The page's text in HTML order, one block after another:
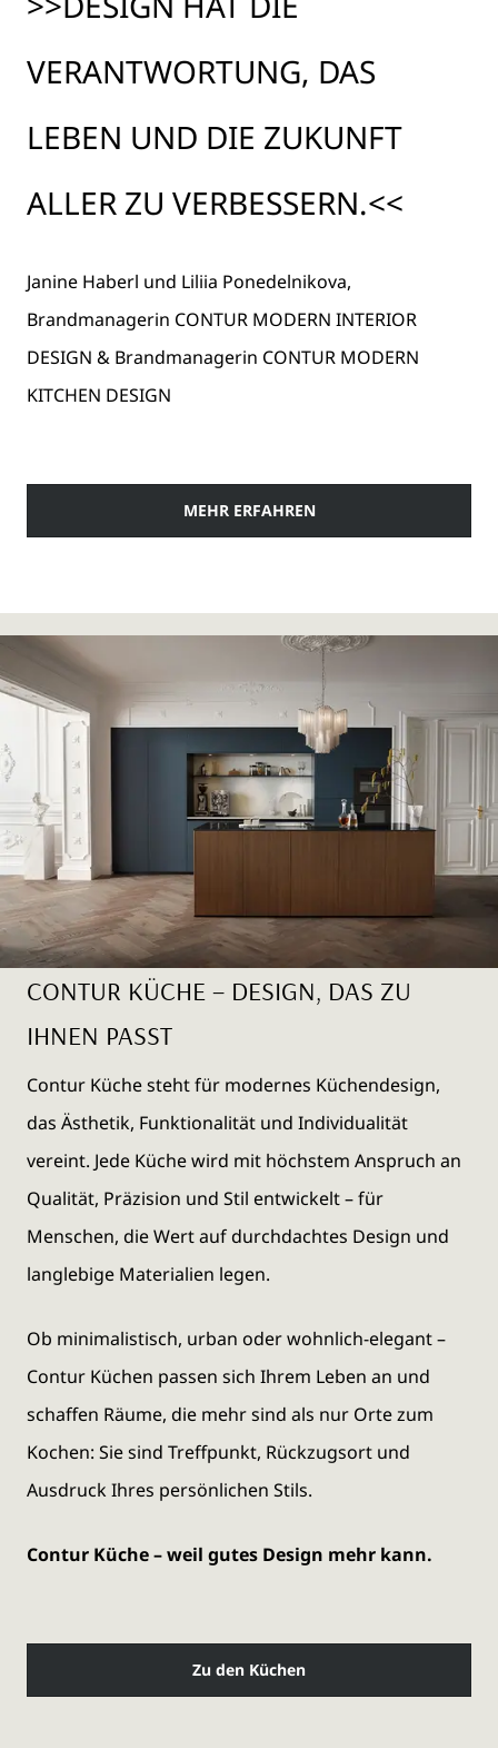
VERANTWORTUNG, DAS
LEBEN UND DIE ZUKUNFT
ALLER ZU VERBESSERN.<<
Janine Haberl und Liliia Ponedelnikova,
Brandmanagerin CONTUR MODERN INTERIOR
DESIGN & Brandmanagerin CONTUR MODERN
KITCHEN DESIGN
MEHR ERFAHREN
CONTUR KÜCHE – DESIGN, DAS ZU
IHNEN PASST
Contur Küche steht für modernes Küchendesign,
das Ästhetik, Funktionalität und Individualität
vereint. Jede Küche wird mit höchstem Anspruch an
Qualität, Präzision und Stil entwickelt – für
Menschen, die Wert auf durchdachtes Design und
langlebige Materialien legen.
Ob minimalistisch, urban oder wohnlich-elegant –
Contur Küchen passen sich Ihrem Leben an und
schaffen Räume, die mehr sind als nur Orte zum
Kochen: Sie sind Treffpunkt, Rückzugsort und
Ausdruck Ihres persönlichen Stils.
Contur Küche – weil gutes Design mehr kann.
Zu den Küchen